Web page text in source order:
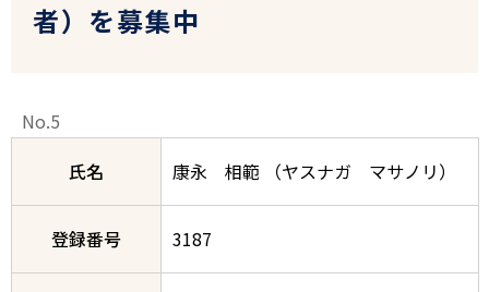
者）を募集中
No.5
氏名
康永 相範 （ヤスナガ マサノリ）
登録番号 3187